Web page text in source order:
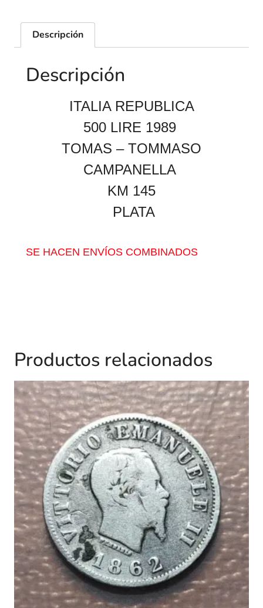
Descripción
Descripción
ITALIA REPUBLICA
500 LIRE 1989
TOMAS – TOMMASO
CAMPANELLA
KM 145
PLATA
SE HACEN ENVÍOS COMBINADOS
Productos relacionados